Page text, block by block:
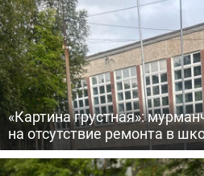
«Картина грустная»:
на отсутствие ремонта в